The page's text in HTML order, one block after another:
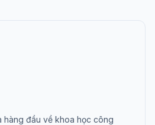
hàng đầu về khoa học công